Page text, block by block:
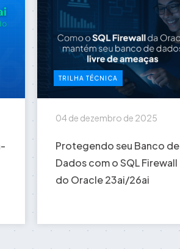
TRILHA TÉCNICA
04 de dezembro de 2025
Protegendo seu Banco de
Dados com o SQL Firewall
do Oracle 23ai/26ai